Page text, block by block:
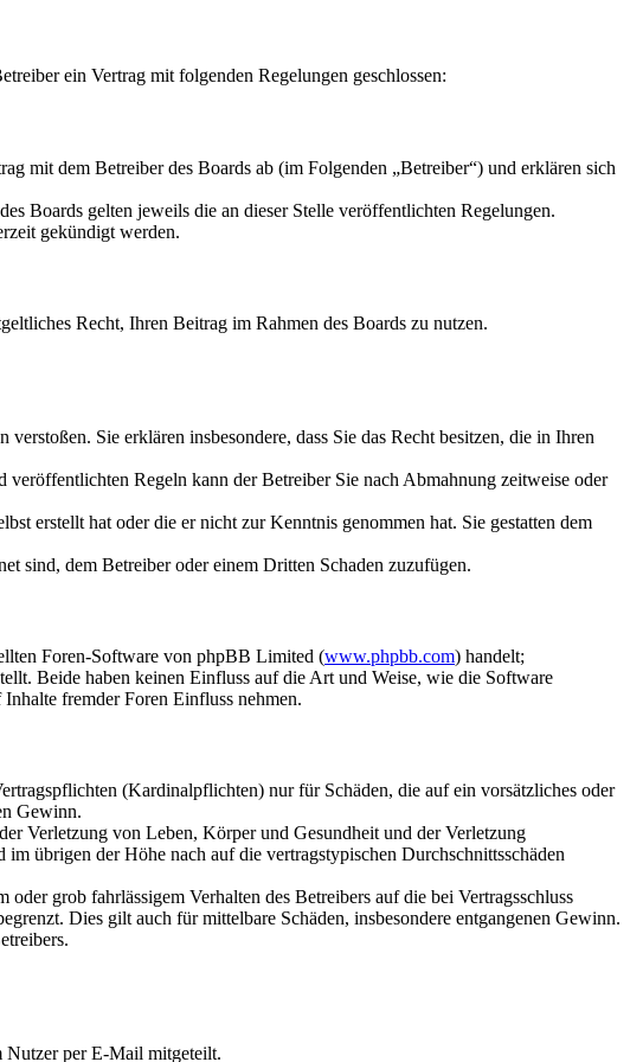
ein Vertrag mit folgenden Regelungen geschlossen:
mit dem Betreiber des Boards ab (im Folgenden „Betreiber“) und erklären sich
Boards gelten jeweils die an dieser Stelle veröffentlichten Regelungen.
gekündigt werden.
Recht, Ihren Beitrag im Rahmen des Boards zu nutzen.
Sie erklären insbesondere, dass Sie das Recht besitzen, die in Ihren
Regeln kann der Betreiber Sie nach Abmahnung zeitweise oder
erstellt hat oder die er nicht zur Kenntnis genommen hat. Sie gestatten dem
sind, dem Betreiber oder einem Dritten Schaden zuzufügen.
Foren-Software von phpBB Limited (www.phpbb.com) handelt;
Beide haben keinen Einfluss auf die Art und Weise, wie die Software
fremder Foren Einfluss nehmen.
(Kardinalpflichten) nur für Schäden, die auf ein vorsätzliches oder
Gewinn.
Verletzung von Leben, Körper und Gesundheit und der Verletzung
übrigen der Höhe nach auf die vertragstypischen Durchschnittsschäden
grob fahrlässigem Verhalten des Betreibers auf die bei Vertragsschluss
Dies gilt auch für mittelbare Schäden, insbesondere entgangenen Gewinn.
Nutzer per E-Mail mitgeteilt.